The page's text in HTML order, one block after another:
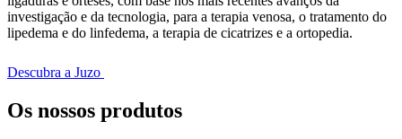
investigação e da tecnologia, para a terapia venosa, o tratamento do
lipedema e do linfedema, a terapia de cicatrizes e a ortopedia.
Descubra a Juzo
Os nossos produtos